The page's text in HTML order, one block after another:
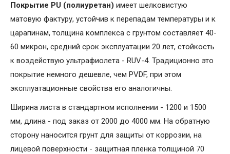
Покрытие PU (полиуретан) имеет шелковистую
матовую фактуру, устойчив к перепадам температуры и к
царапинам, толщина комплекса с грунтом составляет 40-
60 микрон, средний срок эксплуатации 20 лет, стойкость
к воздействую ультрафиолета - RUV-4. Традиционно это
покрытие немного дешевле, чем PVDF, при этом
эксплуатационные свойства его аналогичны.
Ширина листа в стандартном исполнении - 1200 и 1500
мм, длина - под заказ от 2000 до 4000 мм. На обратную
сторону наносится грунт для защиты от коррозии, на
лицевой поверхности - защитная пленка толщиной 70